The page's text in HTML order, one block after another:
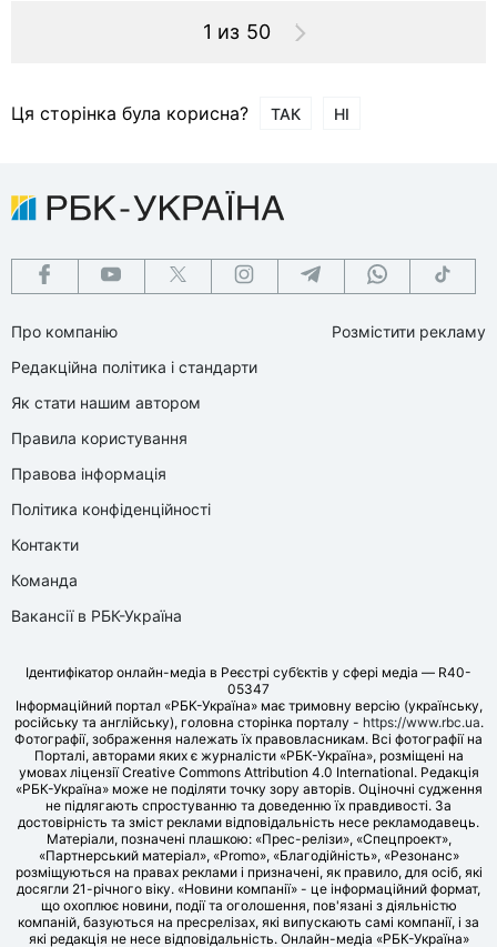
1 из 50
Ця сторінка була корисна? ТАК НІ
Про компанію
Редакційна політика і стандарти
Як стати нашим автором
Правила користування
Правова інформація
Політика конфіденційності
Контакти
Команда
Вакансії в РБК-Україна
Розмістити рекламу
Ідентифікатор онлайн-медіа в Реєстрі суб’єктів у сфері медіа — R40-
05347
Інформаційний портал «РБК-Україна» має тримовну версію (українську,
російську та англійську), головна сторінка порталу - https://www.rbc.ua.
Фотографії, зображення належать їх правовласникам. Всі фотографії на
Порталі, авторами яких є журналісти «РБК-Україна», розміщені на
умовах ліцензії Creative Commons Attribution 4.0 International. Редакція
«РБК-Україна» може не поділяти точку зору авторів. Оціночні судження
не підлягають спростуванню та доведенню їх правдивості. За
достовірність та зміст реклами відповідальність несе рекламодавець.
Матеріали, позначені плашкою: «Прес-релізи», «Спецпроект»,
«Партнерський матеріал», «Promo», «Благодійність», «Резонанс»
розміщуються на правах реклами і призначені, як правило, для осіб, які
досягли 21-річного віку. «Новини компанії» - це інформаційний формат,
що охоплює новини, події та оголошення, пов'язані з діяльністю
компаній, базуються на пресрелізах, які випускають самі компанії, і за
які редакція не несе відповідальність. Онлайн-медіа «РБК-Україна»